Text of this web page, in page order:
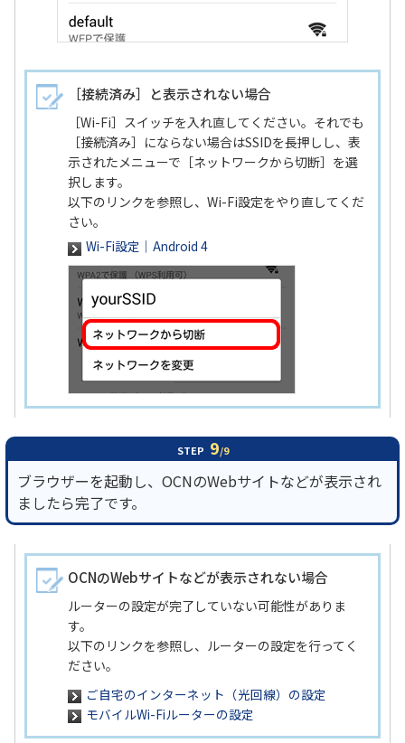
［接続済み］と表示されない場合
［Wi-Fi］スイッチを入れ直してください。それでも
［接続済み］にならない場合はSSIDを長押しし、表
示されたメニューで［ネットワークから切断］を選
択します。
以下のリンクを参照し、Wi-Fi設定をやり直してくだ
さい。
Wi-Fi設定｜Android 4
STEP 9/9
ブラウザーを起動し、OCNのWebサイトなどが表示され
ましたら完了です。
OCNのWebサイトなどが表示されない場合
ルーターの設定が完了していない可能性がありま
す。
以下のリンクを参照し、ルーターの設定を行ってく
ださい。
ご自宅のインターネット（光回線）の設定
モバイルWi-Fiルーターの設定